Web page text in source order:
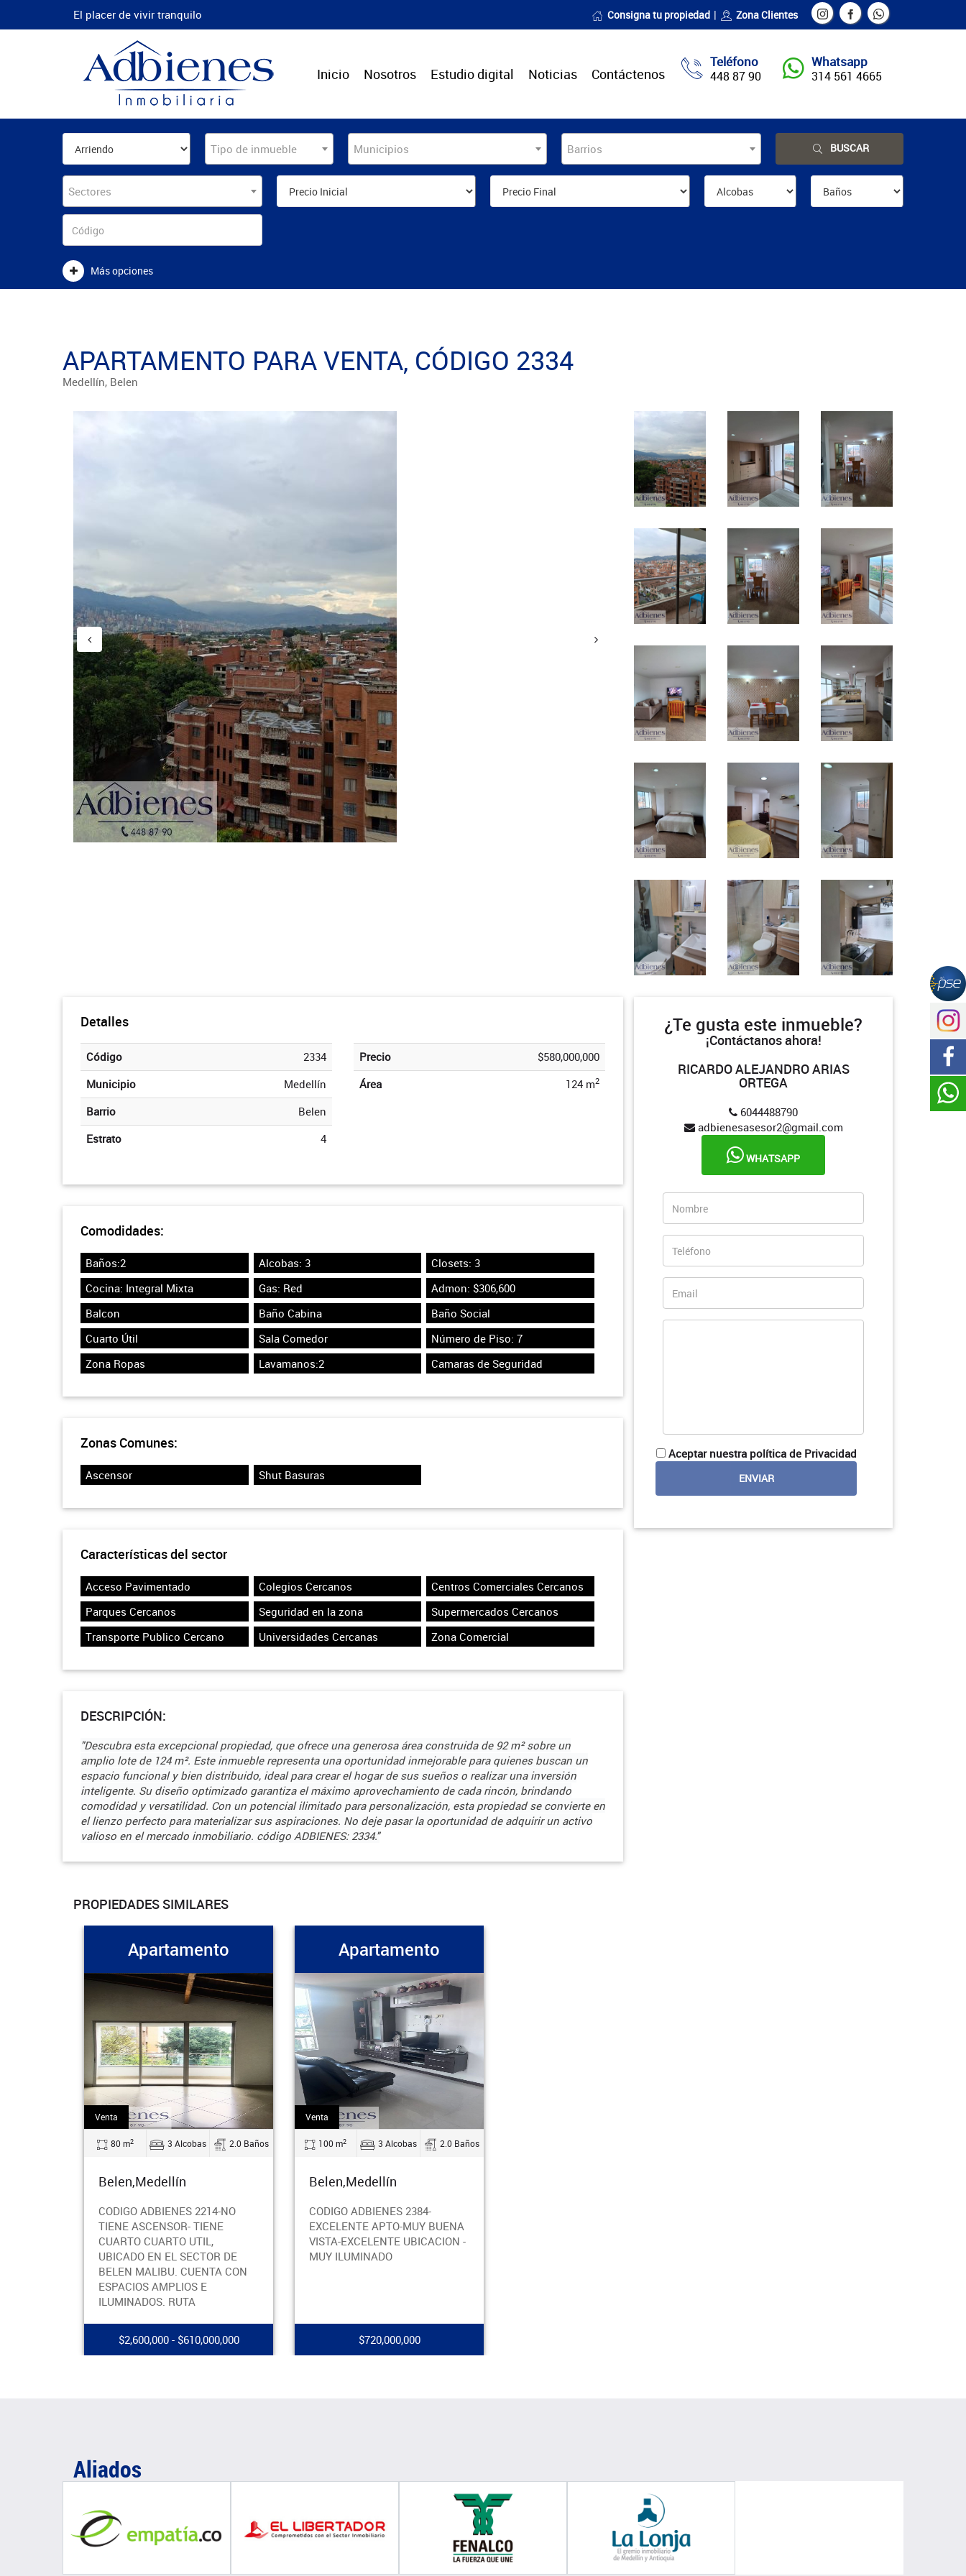
El placer de vivir tranquilo Consigna tu propiedad Zona Clientes
Teléfono
448 87 90
Whatsapp
314 561 4665
Inicio Nosotros Estudio digital Noticias Contáctenos
Tipo de inmueble Municipios Barrios BUSCAR
Sectores
Más opciones
APARTAMENTO PARA VENTA, CÓDIGO 2334
Medellín, Belen
Detalles
Código
2334
Municipio
Medellín
Barrio
Belen
Estrato
4
Precio
$580,000,000
Área
124 m2
Comodidades:
Baños:2 Alcobas: 3
Closets: 3
Cocina: Integral Mixta
Gas: Red
Admon: $306,600
Balcon
Baño Cabina
Baño Social
Cuarto Útil
Sala Comedor
Número de Piso: 7
Zona Ropas
Lavamanos:2 Camaras de Seguridad
Zonas Comunes:
Ascensor Shut Basuras
Características del sector
Acceso Pavimentado Colegios Cercanos
Centros Comerciales Cercanos
Parques Cercanos
Seguridad en la zona
Supermercados Cercanos
Transporte Publico Cercano
Universidades Cercanas Zona Comercial
DESCRIPCIÓN:
"Descubra esta excepcional propiedad, que ofrece una generosa área construida de 92 m² sobre un
amplio lote de 124 m². Este inmueble representa una oportunidad inmejorable para quienes buscan un
espacio funcional y bien distribuido, ideal para crear el hogar de sus sueños o realizar una inversión
inteligente. Su diseño optimizado garantiza el máximo aprovechamiento de cada rincón, brindando
comodidad y versatilidad. Con un potencial ilimitado para personalización, esta propiedad se convierte en
el lienzo perfecto para materializar sus aspiraciones. No deje pasar la oportunidad de adquirir un activo
valioso en el mercado inmobiliario. código ADBIENES: 2334."
¿Te gusta este inmueble?
¡Contáctanos ahora!
RICARDO ALEJANDRO ARIAS
ORTEGA
6044488790
adbienesasesor2@gmail.com
WHATSAPP
Aceptar nuestra política de Privacidad
PROPIEDADES SIMILARES
Apartamento
Venta
80 m2 3 Alcobas 2.0 Baños
Belen,Medellín
CODIGO ADBIENES 2214-NO
TIENE ASCENSOR- TIENE
CUARTO CUARTO UTIL,
UBICADO EN EL SECTOR DE
BELEN MALIBU. CUENTA CON
ESPACIOS AMPLIOS E
ILUMINADOS. RUTA
$2,600,000 - $610,000,000
Apartamento
Venta
100 m2 3 Alcobas 2.0 Baños
Belen,Medellín
CODIGO ADBIENES 2384-
EXCELENTE APTO-MUY BUENA
VISTA-EXCELENTE UBICACION -
MUY ILUMINADO
$720,000,000
Aliados